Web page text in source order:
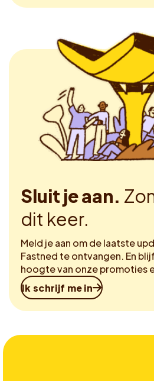
Sluit je aan.
dit keer.
Meld je aan om de laatste
Fastned te ontvangen. En
hoogte van onze promoties
Ik schrijf me in